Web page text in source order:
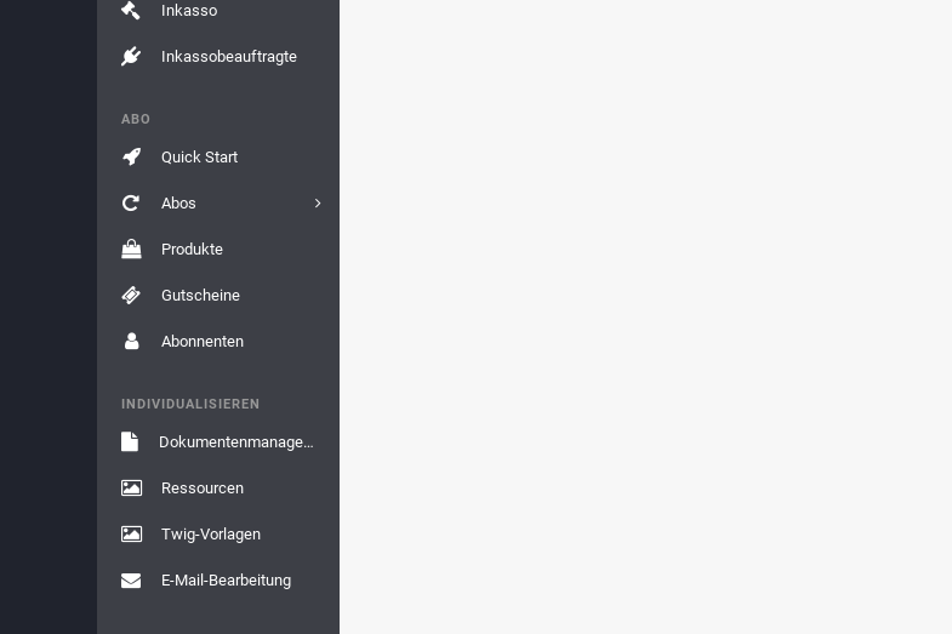
Inkasso
Inkassobeauftragte
ABO
Quick Start
Abos
Produkte
Gutscheine
Abonnenten
INDIVIDUALISIEREN
Dokumentenmanagement
Ressourcen
Twig-Vorlagen
E-Mail-Bearbeitung